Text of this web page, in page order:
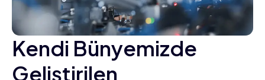
Kendi Bünyemizde
Geliştirilen